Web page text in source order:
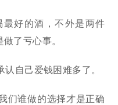
好的酒，不外是两件
了亏心事。
自己爱钱困难多了。
们谁做的选择才是正确